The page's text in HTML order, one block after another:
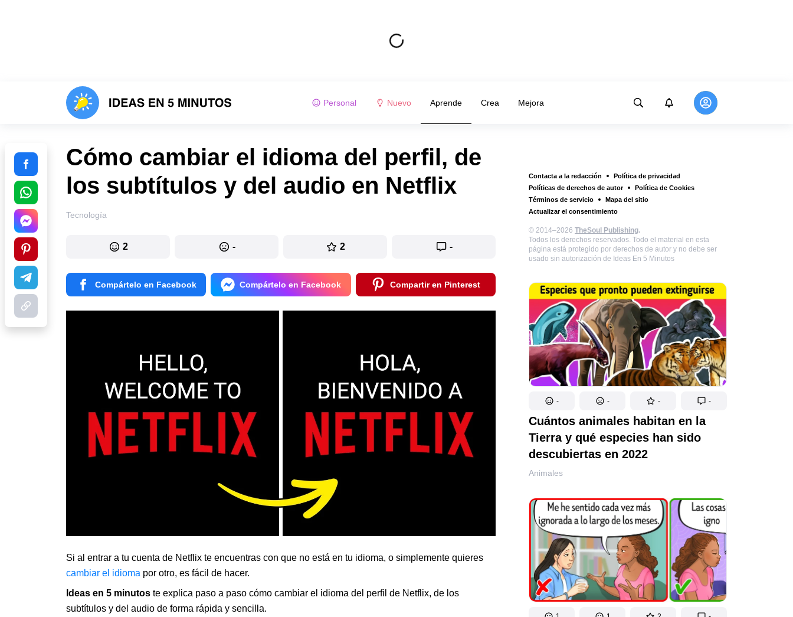
Personal Nuevo Aprende Crea Mejora
Contacta a la redacción
Política de privacidad
Políticas de derechos de autor
Política de Cookies
Términos de servicio
Mapa del sitio
Actualizar el consentimiento
© 2014–2026 TheSoul Publishing.
Todos los derechos reservados. Todo el material en esta
página está protegido por derechos de autor y no debe ser
usado sin autorización de Ideas En 5 Minutos
- - - -
Cuántos animales habitan en la
Tierra y qué especies han sido
descubiertas en 2022
Animales
Cómo cambiar el idioma del perfil, de
los subtítulos y del audio en Netflix
Tecnología
2 - 2 -
Compártelo en Facebook Compártelo en Facebook Compartir en Pinterest
Si al entrar a tu cuenta de Netflix te encuentras con que no está en tu idioma, o simplemente quieres
cambiar el idioma por otro, es fácil de hacer.
Ideas en 5 minutos te explica paso a paso cómo cambiar el idioma del perfil de Netflix, de los
subtítulos y del audio de forma rápida y sencilla.